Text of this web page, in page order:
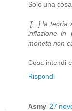
Solo una
"[...] la teoria
inflazione in
moneta non
Cosa intendi
Rispondi
Asmy 27